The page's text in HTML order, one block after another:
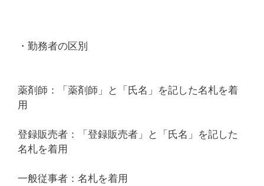
・勤務者の区別
薬剤師：「薬剤師」と「氏名」を記した名札を着
用
登録販売者：「登録販売者」と「氏名」を記した
名札を着用
一般従事者：名札を着用